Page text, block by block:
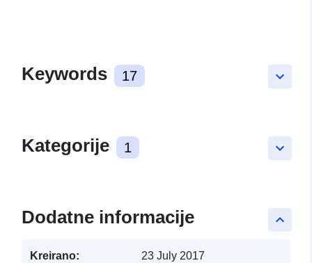
keyboard_arrow_down
Keywords 17
keyboard_arrow_down
Kategorije 1
keyboard_arrow_up
Dodatne informacije
Kreirano: 23 July 2017